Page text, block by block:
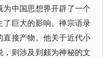
中国思想界开辟了一个
巨大的影响。禅宗语录
接产物。他关于近代小
则涉及到颇为神秘的文